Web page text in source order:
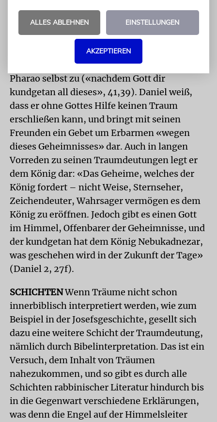
Josef antwortet dem Pharao auf dessen
Auftrag, seinen Traum auszulegen: «Das steht
nicht bei mir, Gott wird eröffnen, was dem
Pharao frommt» (1. Buch Mose 41, 15f) – und
dem stimmt nach der gehörten Deutung auch
Pharao selbst zu («nachdem Gott dir
kundgetan all dieses», 41,39). Daniel weiß,
dass er ohne Gottes Hilfe keinen Traum
erschließen kann, und bringt mit seinen
Freunden ein Gebet um Erbarmen «wegen
dieses Geheimnisses» dar. Auch in langen
Vorreden zu seinen Traumdeutungen legt er
dem König dar: «Das Geheime, welches der
König fordert – nicht Weise, Sternseher,
Zeichendeuter, Wahrsager vermögen es dem
König zu eröffnen. Jedoch gibt es einen Gott
im Himmel, Offenbarer der Geheimnisse, und
der kundgetan hat dem König Nebukadnezar,
was geschehen wird in der Zukunft der Tage»
(Daniel 2, 27f).
SCHICHTENWenn Träume nicht schon
innerbiblisch interpretiert werden, wie zum
Beispiel in der Josefsgeschichte, gesellt sich
dazu eine weitere Schicht der Traumdeutung,
nämlich durch Bibelinterpretation. Das ist ein
Versuch, dem Inhalt von Träumen
nahezukommen, und so gibt es durch alle
Schichten rabbinischer Literatur hindurch bis
in die Gegenwart verschiedene Erklärungen,
was denn die Engel auf der Himmelsleiter
ALLES ABLEHNEN EINSTELLUNGEN
AKZEPTIEREN